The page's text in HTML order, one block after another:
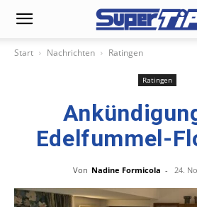
Start Nachrichten Ratingen
Ratingen
Edelfummel-
Von Nadine Formicola - 24.